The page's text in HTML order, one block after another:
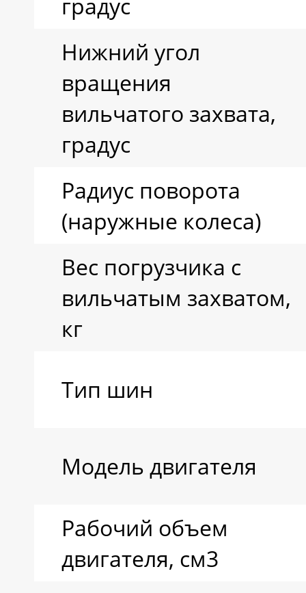
Нижний угол
вращения
вильчатого захвата,
градус
Радиус поворота
(наружные колеса)
Вес погрузчика с
вильчатым захватом,
кг
Тип шин
Модель двигателя
Рабочий объем
двигателя, см3